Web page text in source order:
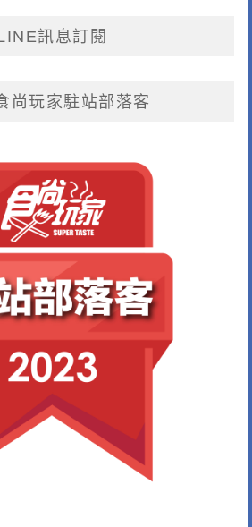
訊息訂閱
尚玩家駐站部落客